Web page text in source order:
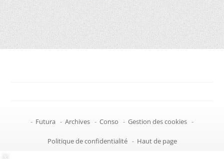
- Futura - Archives - Conso - Gestion des cookies -
Politique de confidentialité - Haut de page